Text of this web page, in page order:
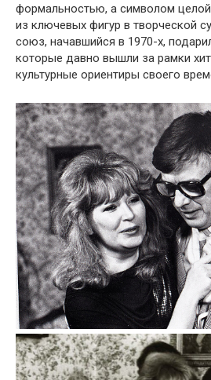
формальностью, а символом
из ключевых фигур в творческой
союз, начавшийся в 1970-х,
которые давно вышли за рамки
культурные ориентиры своего